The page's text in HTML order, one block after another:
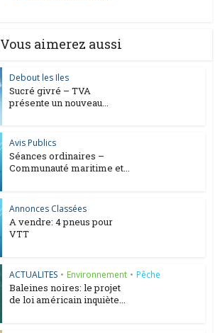
Vous aimerez aussi
Debout les Iles
Sucré givré – TVA
présente un nouveau...
Avis Publics
Séances ordinaires –
Communauté maritime et...
Annonces Classées
A vendre: 4 pneus pour
VTT
ACTUALITES • Environnement • Pêche
Baleines noires: le projet
de loi américain inquiète...